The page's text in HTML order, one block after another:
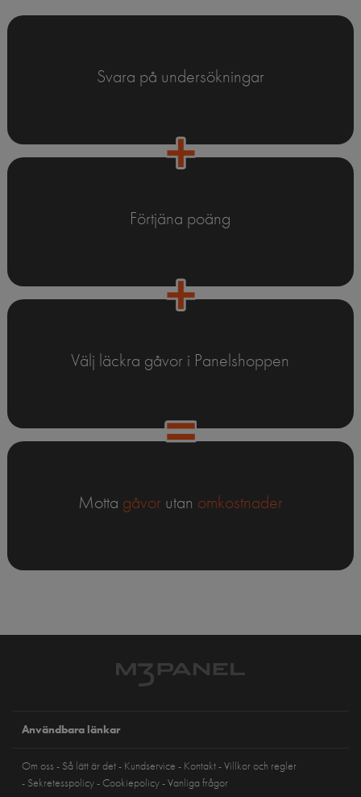
Svara på undersökningar
Förtjäna poäng
Välj läckra gåvor i Panelshoppen
Motta gåvor utan omkostnader
Användbara länkar
Om oss Så lätt är det Kundservice Kontakt Villkor och regler
Sekretesspolicy
Cookiepolicy Vanliga frågor